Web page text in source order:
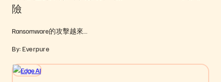
險
Ransomware的攻擊越來…
By: Everpure